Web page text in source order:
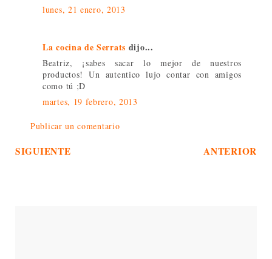
lunes, 21 enero, 2013
La cocina de Serrats dijo...
Beatriz, ¡sabes sacar lo mejor de nuestros
productos! Un autentico lujo contar con amigos
como tú ;D
martes, 19 febrero, 2013
Publicar un comentario
SIGUIENTE ANTERIOR